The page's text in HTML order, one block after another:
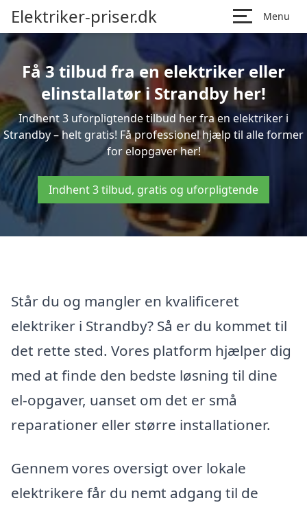
Elektriker-priser.dk Menu
Få 3 tilbud fra en elektriker eller
elinstallatør i Strandby her!
Indhent 3 uforpligtende tilbud her fra en elektriker i
Strandby – helt gratis! Få professionel hjælp til alle former
for elopgaver her!
Indhent 3 tilbud, gratis og uforpligtende
Står du og mangler en kvalificeret
elektriker i Strandby? Så er du kommet til
det rette sted. Vores platform hjælper dig
med at finde den bedste løsning til dine
el-opgaver, uanset om det er små
reparationer eller større installationer.
Gennem vores oversigt over lokale
elektrikere får du nemt adgang til de